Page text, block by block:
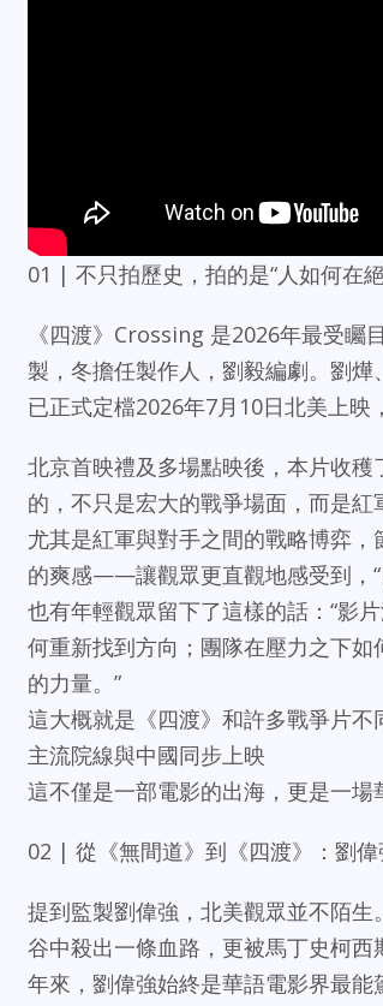
01 | 不只拍歷史，拍的是“人如何在
《四渡》Crossing 是2026年最受
製，冬擔任製作人，劉毅編劇。劉
已正式定檔2026年7月10日北美上映
北京首映禮及多場點映後，本片收
的，不只是宏大的戰爭場面，而是紅
尤其是紅軍與對手之間的戰略博弈
的爽感——讓觀眾更直觀地感受到，“
也有年輕觀眾留下了這樣的話：“影
何重新找到方向；團隊在壓力之下
的力量。”
這大概就是《四渡》和許多戰爭片不
主流院線與中國同步上映
這不僅是一部電影的出海，更是一場
02 | 從《無間道》到《四渡》：劉
提到監製劉偉強，北美觀眾並不陌
谷中殺出一條血路，更被馬丁史柯
年來，劉偉強始終是華語電影界最能